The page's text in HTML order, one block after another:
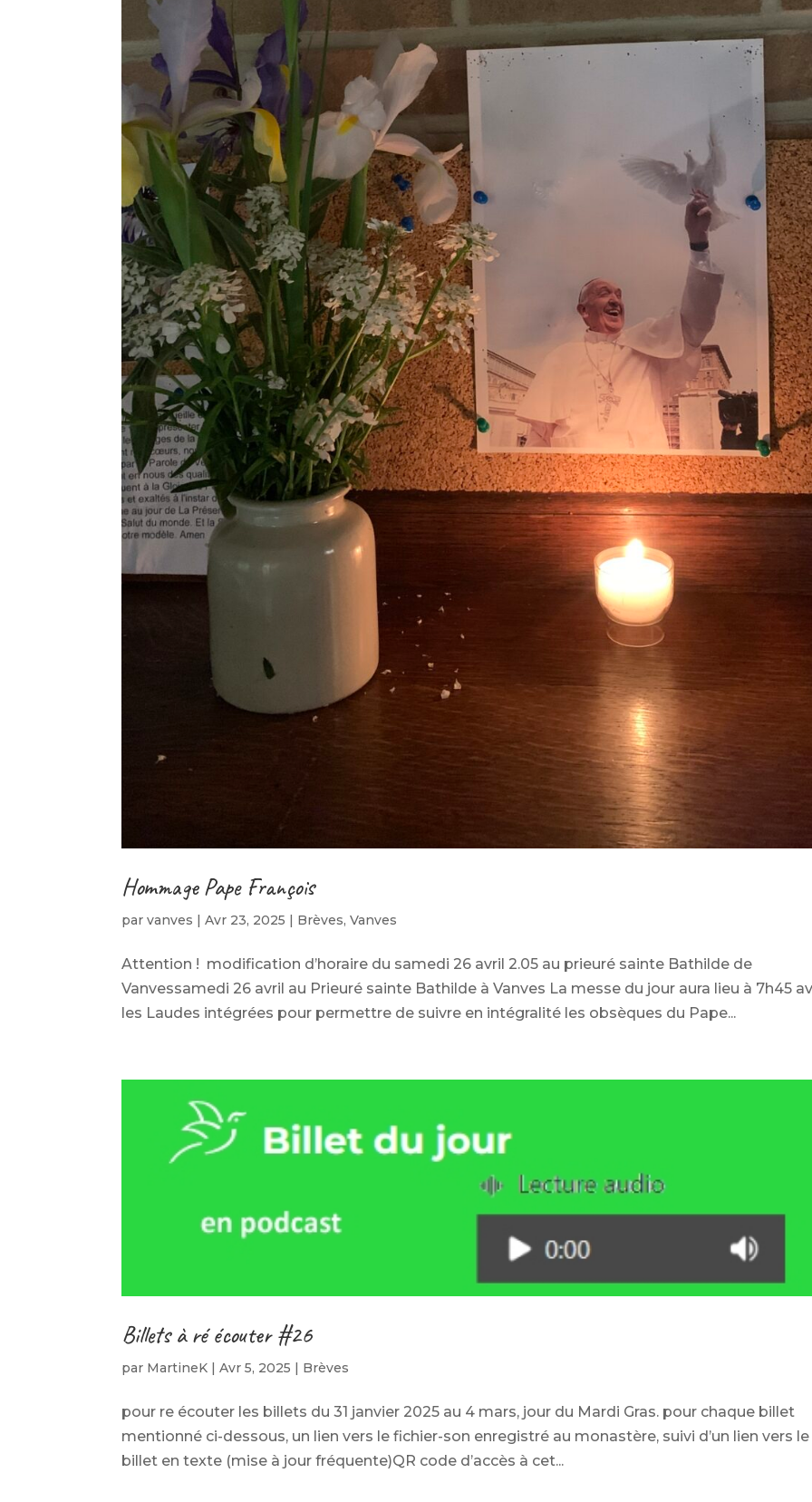
Hommage Pape François
parvanves |Avr 23, 2025 | Brèves,Vanves
Attention ! modification d’horaire du samedi 26 avril 2.05 au prieuré sainte Bathilde de
Vanvessamedi 26 avril au Prieuré sainte Bathilde à Vanves La messe du jour aura lieu à 7h45
les Laudes intégrées pour permettre de suivre en intégralité les obsèques du Pape...
Billets à ré écouter #26
par MartineK |Avr 5, 2025 Brèves
pour re écouter les billets du 31 janvier 2025 au 4 mars, jour du Mardi Gras. pour chaque billet
mentionné ci-dessous, un lien vers le fichier-son enregistré au monastère, suivi d’un lien vers le
billet en texte (mise à jour fréquente)QR code d’accès à cet...